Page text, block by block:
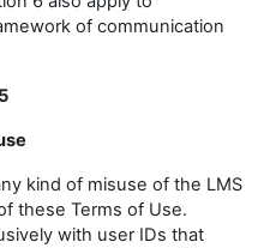
of communication
kind of misuse of the LMS
these Terms of Use.
with user IDs that